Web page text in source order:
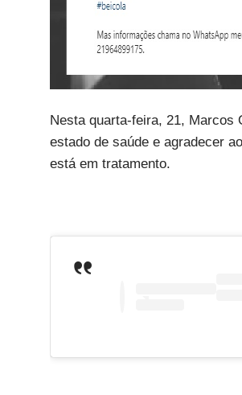
Nesta quarta-feira, 21, Marcos
estado de saúde e agradecer
está em tratamento.